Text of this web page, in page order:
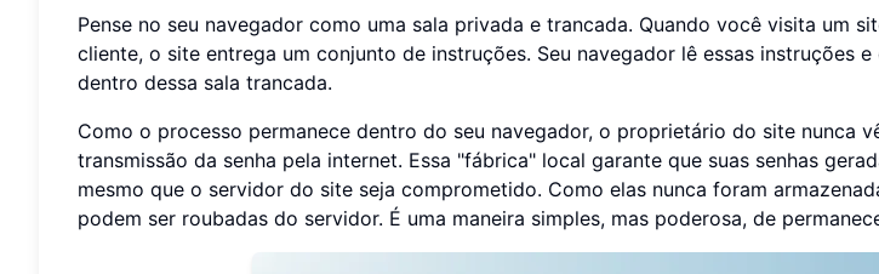
Pense no seu navegador como uma sala privada e trancada. Quando você visita um
cliente, o site entrega um conjunto de instruções. Seu navegador lê essas instruções
dentro dessa sala trancada.
Como o processo permanece dentro do seu navegador, o proprietário do site nunca
transmissão da senha pela internet. Essa "fábrica" local garante que suas senhas
mesmo que o servidor do site seja comprometido. Como elas nunca foram
podem ser roubadas do servidor. É uma maneira simples, mas poderosa, de